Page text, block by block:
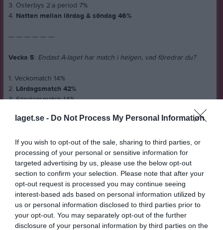
laget.se - Do Not Process My Personal Information
If you wish to opt-out of the sale, sharing to third parties, or
processing of your personal or sensitive information for
targeted advertising by us, please use the below opt-out
section to confirm your selection. Please note that after your
opt-out request is processed you may continue seeing
interest-based ads based on personal information utilized by
us or personal information disclosed to third parties prior to
your opt-out. You may separately opt-out of the further
disclosure of your personal information by third parties on the
3. Österbys 2:a period 7%
4. Natten mellan lördag & söndag 46%
--- --- --- --- --- ---
Vecka 5: Endast A-laget har match i helgen, vad föredrar du?
1. Veckomatch 14%
2. Lördagsmatch 42%
3. Söndagsmatch 14%
Vecka 4:A & U-laget spelar hemma på söndag, är Du på plats?
ABSOLUT, är där hela dagen! 53%
2. Är morgontrött, kollar nog bara på A-laget... 16%
3. Middag hos mormor, kollar nog bara på U-laget... 3%
4. Är tyvärr bortrest, mobilsurfar sidan för resultat 16%
5. Beror på om/vilken match jag själv spelar... 13%